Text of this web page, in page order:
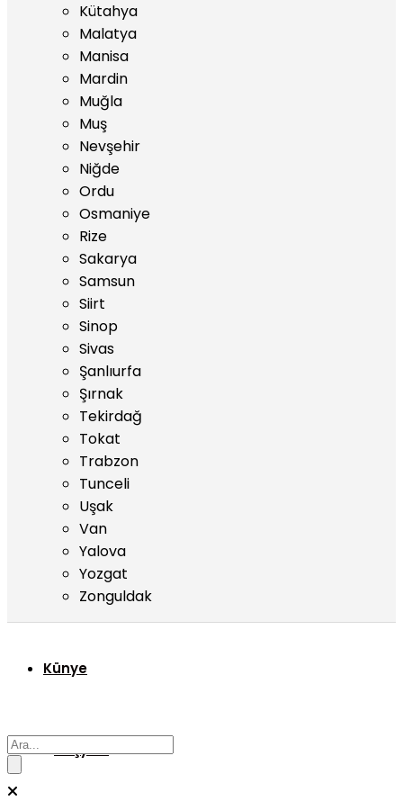
Kütahya
Malatya
Manisa
Mardin
Muğla
Muş
Nevşehir
Niğde
Ordu
Osmaniye
Rize
Sakarya
Samsun
Siirt
Sinop
Sivas
Şanlıurfa
Şırnak
Tekirdağ
Tokat
Trabzon
Tunceli
Uşak
Van
Yalova
Yozgat
Zonguldak
Künye
Başyazı